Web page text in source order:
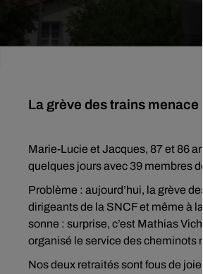
La grève des trains
Marie-Lucie et Jacques, 87 et 86
quelques jours avec 39 membres
Problème : aujourd’hui, la grève
dirigeants de la SNCF et même à
sonne : surprise, c’est Mathias
organisé le service des cheminots
Nos deux retraités sont fous de